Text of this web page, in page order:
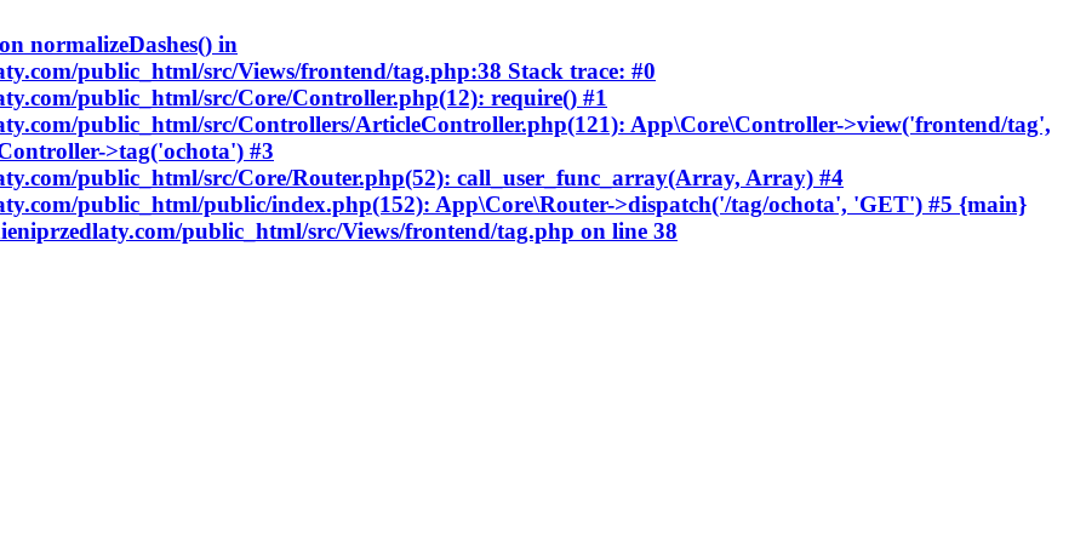
normalizeDashes() in
public_html/src/Views/frontend/tag.php:38 Stack trace: #0
public_html/src/Core/Controller.php(12): require() #1
public_html/src/Controllers/ArticleController.php(121): App\Core\Controller->view('frontend/tag',
>tag('ochota') #3
public_html/src/Core/Router.php(52): call_user_func_array(Array, Array) #4
public_html/public/index.php(152): App\Core\Router->dispatch('/tag/ochota', 'GET') #5 {main}
public_html/src/Views/frontend/tag.php on line 38